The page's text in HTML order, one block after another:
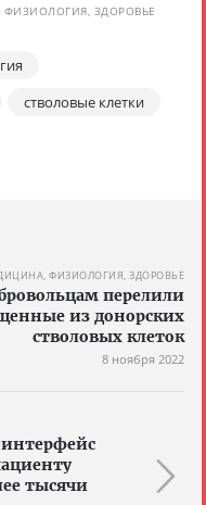
ЗДОРОВЬЕ
стволовые клетки
ФИЗИОЛОГИЯ, ЗДОРОВЬЕ
перелили
из донорских
стволовых клеток
8 ноября 2022
тысячи